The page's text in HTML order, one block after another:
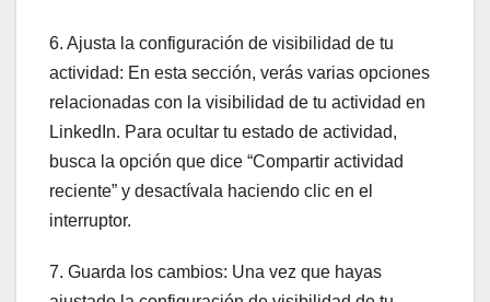
6. Ajusta la configuración de visibilidad de tu
actividad: En esta sección, verás varias opciones
relacionadas con la visibilidad de tu actividad en
LinkedIn. Para ocultar tu estado de actividad,
busca la opción que dice “Compartir actividad
reciente” y desactívala haciendo clic en el
interruptor.
7. Guarda los cambios: Una vez que hayas